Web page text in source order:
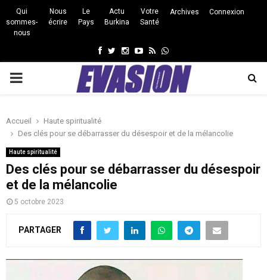
Qui
sommes-
nous
Nous
écrire
Le
Pays
Actu
Burkina
Votre
Santé
Archives Connexion
Facebook
Twitter
Instagram
Youtube
RssWhatsapp
PRIMARY
Accueil
Haute spiritualité
Des clés pour se débarrasser du désespoir et de la mélancolie
Haute spiritualité
Des clés pour se débarrasser du désespoir
et de la mélancolie
5 octobre 2023
PARTAGER